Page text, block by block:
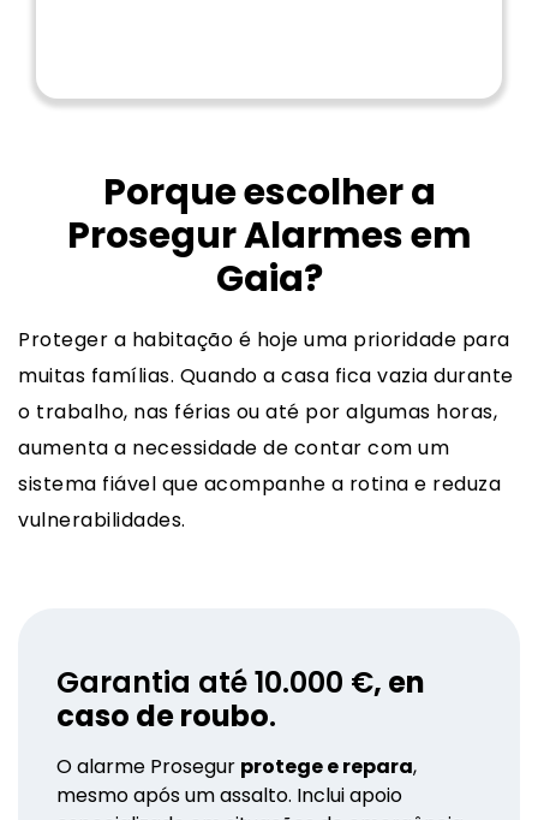
Porque escolher a
Prosegur Alarmes em
Gaia?
Proteger a habitação é hoje uma prioridade para
muitas famílias. Quando a casa fica vazia durante
o trabalho, nas férias ou até por algumas horas,
aumenta a necessidade de contar com um
sistema fiável que acompanhe a rotina e reduza
vulnerabilidades.
Garantia até 10.000 €, en
caso de roubo.
O alarme Prosegur protege e repara,
mesmo após um assalto. Inclui apoio